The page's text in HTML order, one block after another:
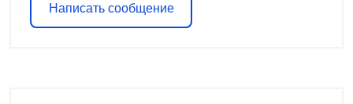
Написать сообщение